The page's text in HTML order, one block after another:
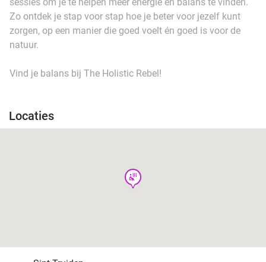
Zo ontdek je stap voor stap hoe je beter voor jezelf kunt
zorgen, op een manier die goed voelt én goed is voor de
natuur.
Vind je balans bij The Holistic Rebel!
Locaties
wellness